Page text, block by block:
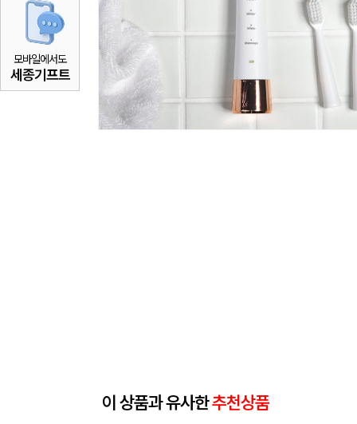
모바일에서도
세종기프트
이 상품과 유사한추천상품